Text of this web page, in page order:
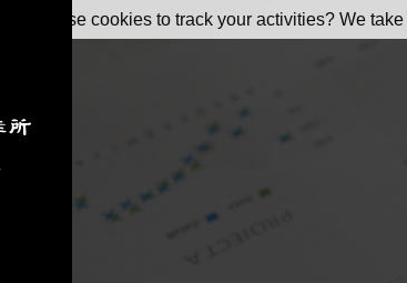
May we use cookies to track your activities? We